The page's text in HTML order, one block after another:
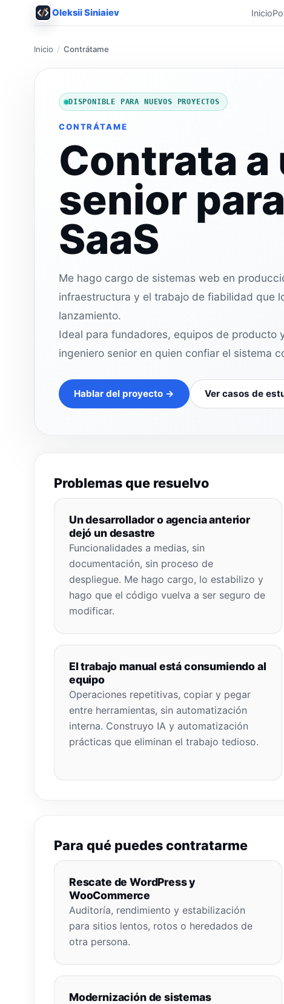
Oleksii Siniaiev Inicio
Inicio Contrátame
DISPONIBLE PARA NUEVOS PROYECTOS
CONTRÁTAME
Contrata
senior
SaaS
Me hago cargo de sistemas web en
infraestructura y el trabajo de fiabilidad que
lanzamiento.
Ideal para fundadores, equipos de producto
ingeniero senior en quien confiar el sistema
Hablar del proyecto → Ver casos de
Problemas que resuelvo
Un desarrollador o agencia anterior
dejó un desastre
Funcionalidades a medias, sin
documentación, sin proceso de
despliegue. Me hago cargo, lo estabilizo y
hago que el código vuelva a ser seguro de
modificar.
El trabajo manual está consumiendo al
equipo
Operaciones repetitivas, copiar y pegar
entre herramientas, sin automatización
interna. Construyo IA y automatización
prácticas que eliminan el trabajo tedioso.
Para qué puedes contratarme
Rescate de WordPress y
WooCommerce
Auditoría, rendimiento y estabilización
para sitios lentos, rotos o heredados de
otra persona.
Modernización de sistemas